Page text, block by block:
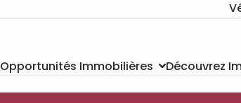
Opportunités Immobilières Découvrez